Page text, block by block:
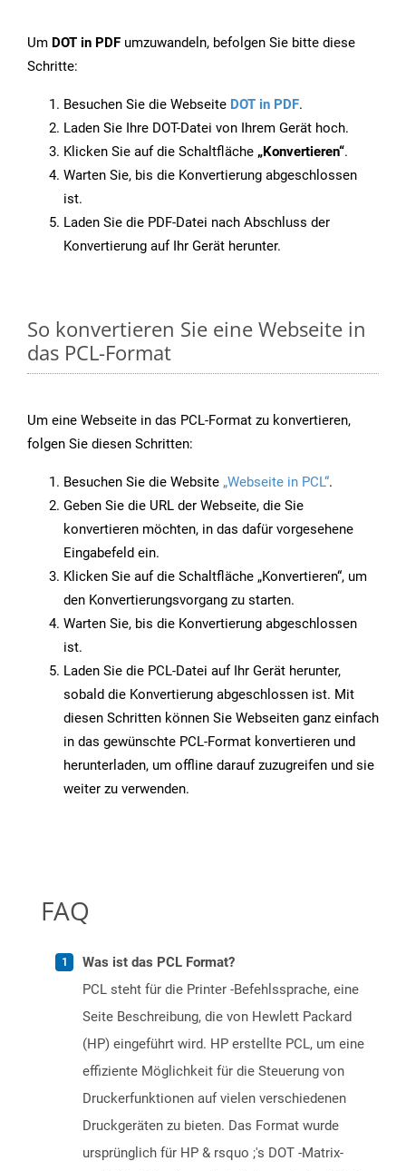
Um DOT in PDF umzuwandeln, befolgen Sie bitte diese
Schritte:
Besuchen Sie die Webseite DOT in PDF.
Laden Sie Ihre DOT-Datei von Ihrem Gerät hoch.
Klicken Sie auf die Schaltfläche „Konvertieren“.
Warten Sie, bis die Konvertierung abgeschlossen
ist.
Laden Sie die PDF-Datei nach Abschluss der
Konvertierung auf Ihr Gerät herunter.
So konvertieren Sie eine Webseite in
das PCL-Format
Um eine Webseite in das PCL-Format zu konvertieren,
folgen Sie diesen Schritten:
Besuchen Sie die Website „Webseite in PCL“.
Geben Sie die URL der Webseite, die Sie
konvertieren möchten, in das dafür vorgesehene
Eingabefeld ein.
Klicken Sie auf die Schaltfläche „Konvertieren“, um
den Konvertierungsvorgang zu starten.
Warten Sie, bis die Konvertierung abgeschlossen
ist.
Laden Sie die PCL-Datei auf Ihr Gerät herunter,
sobald die Konvertierung abgeschlossen ist. Mit
diesen Schritten können Sie Webseiten ganz einfach
in das gewünschte PCL-Format konvertieren und
herunterladen, um offline darauf zuzugreifen und sie
weiter zu verwenden.
FAQ
Was ist das PCL Format?
PCL steht für die Printer -Befehlssprache, eine
Seite Beschreibung, die von Hewlett Packard
(HP) eingeführt wird. HP erstellte PCL, um eine
effiziente Möglichkeit für die Steuerung von
Druckerfunktionen auf vielen verschiedenen
Druckgeräten zu bieten. Das Format wurde
ursprünglich für HP & rsquo ;'s DOT -Matrix-